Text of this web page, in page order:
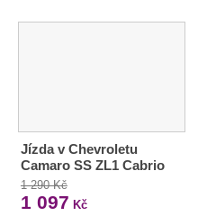
Jízda v Chevroletu
Camaro SS ZL1 Cabrio
1 290 Kč
1 097 Kč